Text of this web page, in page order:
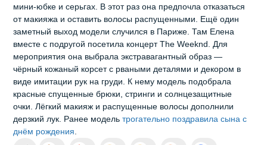
мини‑юбке и серьгах. В этот раз она предпочла отказаться
от макияжа и оставить волосы распущенными. Ещё один
заметный выход модели случился в Париже. Там Елена
вместе с подругой посетила концерт The Weeknd. Для
мероприятия она выбрала экстравагантный образ —
чёрный кожаный корсет с рваными деталями и декором в
виде имитации рук на груди. К нему модель подобрала
красные спущенные брюки, стринги и солнцезащитные
очки. Лёгкий макияж и распущенные волосы дополнили
дерзкий лук. Ранее модель трогательно поздравила сына с
днём рождения